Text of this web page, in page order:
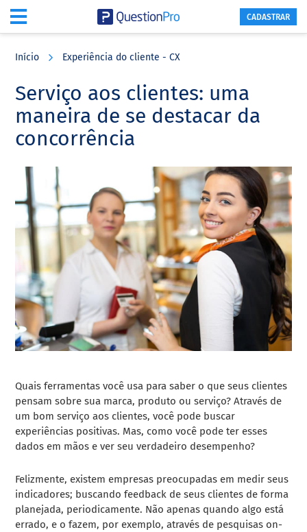
content
sidebar
CADASTRAR
Início Experiência do cliente - CX
Serviço aos clientes: uma
maneira de se destacar da
concorrência
Quais ferramentas você usa para saber o que seus clientes
pensam sobre sua marca, produto ou serviço? Através de
um bom serviço aos clientes, você pode buscar
experiências positivas. Mas, como você pode ter esses
dados em mãos e ver seu verdadeiro desempenho?
Felizmente, existem empresas preocupadas em medir seus
indicadores; buscando feedback de seus clientes de forma
planejada, periodicamente. Não apenas quando algo está
errado, e o fazem, por exemplo, através de pesquisas on-